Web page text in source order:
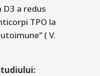
a redus
TPO la
( V.